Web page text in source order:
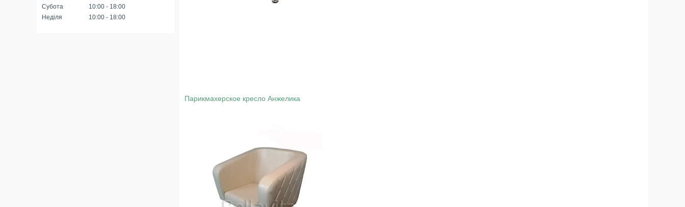
Парикмахерское кресло Анжелика
Субота
10:00
18:00
Неділя
10:00 18:00